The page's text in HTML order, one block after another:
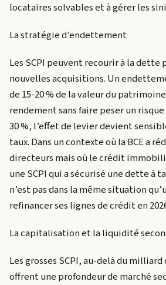
locataires solvables et à gérer les
La stratégie d’endettement
Les SCPI peuvent recourir à la dette
nouvelles acquisitions. Un
de 15-20 % de la valeur du
rendement sans faire peser un risque
30 %, l’effet de levier devient
taux. Dans un contexte où la BCE a
directeurs mais où le crédit
une SCPI qui a sécurisé une dette à
n’est pas dans la même situation
refinancer ses lignes de crédit en
La capitalisation et la liquidité
Les grosses SCPI, au-delà du milliard
offrent une profondeur de marché